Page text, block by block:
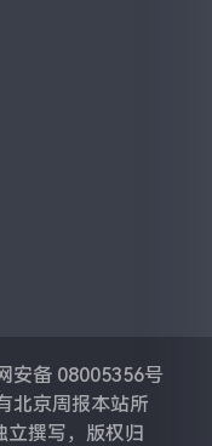
安备 08005356号
北京周报本站所
撰写，版权归